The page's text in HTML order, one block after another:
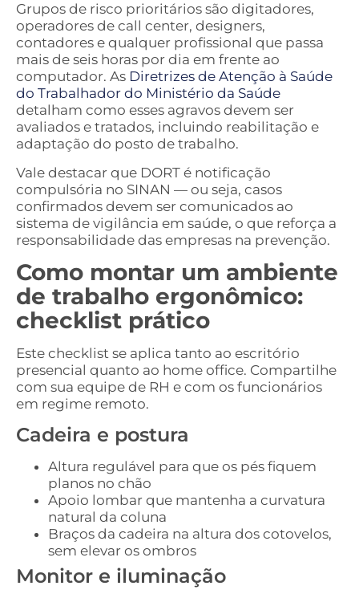
Grupos de risco prioritários são digitadores,
operadores de call center, designers,
contadores e qualquer profissional que passa
mais de seis horas por dia em frente ao
computador. As Diretrizes de Atenção à Saúde
do Trabalhador do Ministério da Saúde
detalham como esses agravos devem ser
avaliados e tratados, incluindo reabilitação e
adaptação do posto de trabalho.
Vale destacar que DORT é notificação
compulsória no SINAN — ou seja, casos
confirmados devem ser comunicados ao
sistema de vigilância em saúde, o que reforça a
responsabilidade das empresas na prevenção.
Como montar um ambiente
de trabalho ergonômico:
checklist prático
Este checklist se aplica tanto ao escritório
presencial quanto ao home office. Compartilhe
com sua equipe de RH e com os funcionários
em regime remoto.
Cadeira e postura
Altura regulável para que os pés fiquem
planos no chão
Apoio lombar que mantenha a curvatura
natural da coluna
Braços da cadeira na altura dos cotovelos,
sem elevar os ombros
Monitor e iluminação